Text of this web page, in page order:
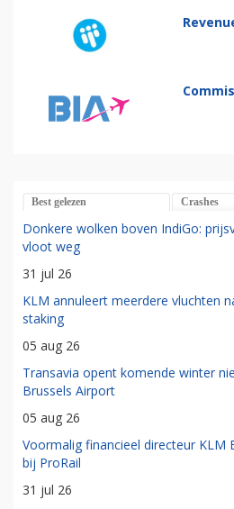
Best gelezen Crashes
Donkere wolken boven IndiGo:
vloot weg
31 jul 26
KLM annuleert meerdere vluchten
staking
05 aug 26
Transavia opent komende winter
Brussels Airport
05 aug 26
Voormalig financieel directeur KLM
bij ProRail
31 jul 26